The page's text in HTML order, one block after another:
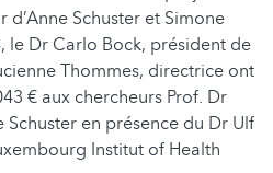
Schuster et Simone
le Dr Carlo Bock, président de
Thommes, directrice ont
€ aux chercheurs Prof. Dr
en présence du Dr Ulf
Institut of Health